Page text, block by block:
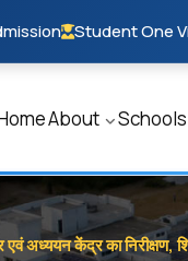
Student One
About Schools
अध्ययन केंद्र का निरीक्षण,